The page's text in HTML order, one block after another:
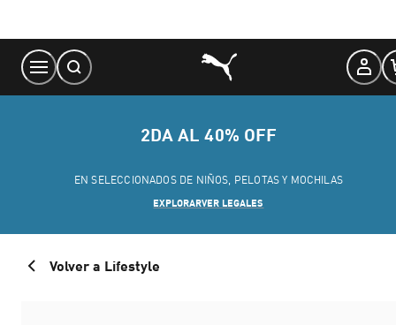
Content
2DA AL 40% OFF
EN SELECCIONADOS DE NIÑOS, PELOTAS Y MOCHILAS
EXPLORARVER LEGALES
Volver a Lifestyle